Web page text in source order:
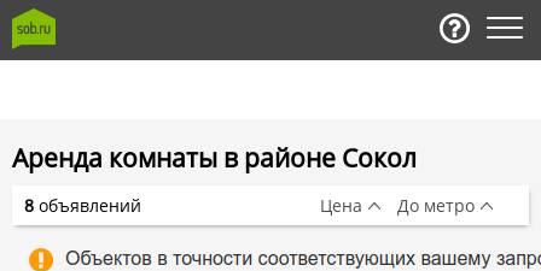
Аренда комнаты в районе Сокол
8 объявлений Цена До метро